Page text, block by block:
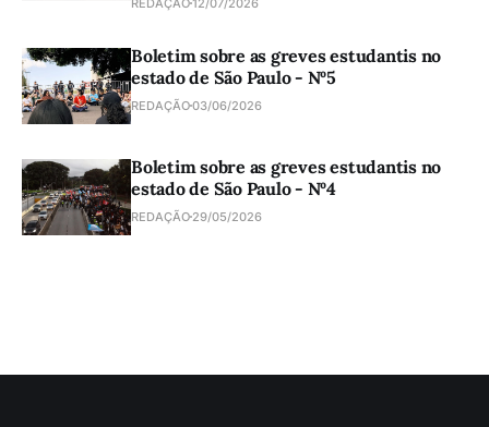
Boletim sobre as greves estudantis no
estado de São Paulo - Nº5
REDAÇÃO03/06/2026
Boletim sobre as greves estudantis no
estado de São Paulo - Nº4
REDAÇÃO 29/05/2026